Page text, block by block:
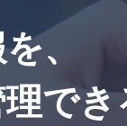
、
で